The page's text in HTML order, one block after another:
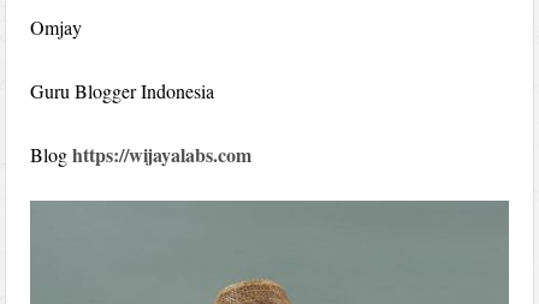
Omjay
Guru Blogger Indonesia
Bloghttps://wijayalabs.com